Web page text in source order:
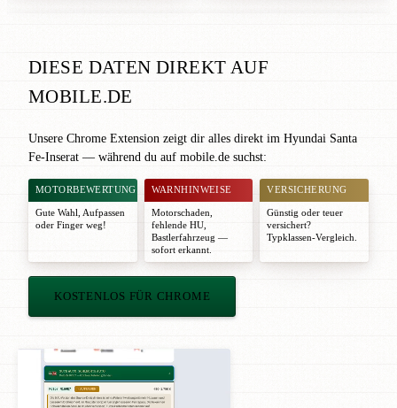
DIESE DATEN DIREKT AUF
MOBILE.DE
Unsere Chrome Extension zeigt dir alles direkt im Hyundai Santa
Fe-Inserat — während du auf mobile.de suchst:
MOTORBEWERTUNG
Gute Wahl
Aufpassen
oder Finger weg!
WARNHINWEISE
Motorschaden,
fehlende HU,
Bastlerfahrzeug —
sofort erkannt.
VERSICHERUNG
Günstig oder teuer
versichert?
Typklassen-Vergleich.
KOSTENLOS FÜR CHROME